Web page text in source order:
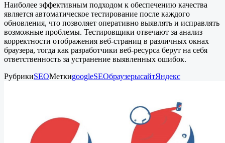
Наиболее эффективным подходом к обеспечению качества
является автоматическое тестирование после каждого
обновления, что позволяет оперативно выявлять и исправлять
возможные проблемы. Тестировщики отвечают за анализ
корректности отображения веб-страниц в различных окнах
браузера, тогда как разработчики веб-ресурса берут на себя
ответственность за устранение выявленных ошибок.
РубрикиSEOМеткиgoogleSEOбраузерысайтЯндекс